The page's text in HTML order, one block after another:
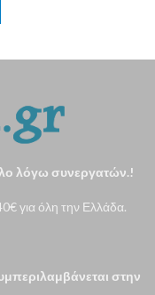
λόγω συνεργατών.!
για όλη την Ελλάδα.
στην